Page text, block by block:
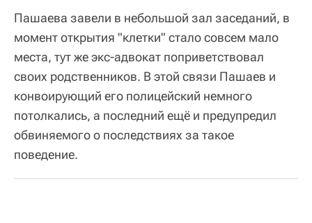
Пашаева завели в небольшой зал заседаний, в
момент открытия "клетки" стало совсем мало
места, тут же экс-адвокат поприветствовал
своих родственников. В этой связи Пашаев и
конвоирующий его полицейский немного
потолкались, а последний ещё и предупредил
обвиняемого о последствиях за такое
поведение.